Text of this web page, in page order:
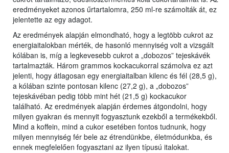
eredményeket azonos űrtartalomra, 250 ml-re számolták át, ez
jelentette az egy adagot.
Az eredmények alapján elmondható, hogy a legtöbb cukrot az
energiaitalokban mérték, de hasonló mennyiség volt a vizsgált
kólában is, míg a legkevesebb cukrot a „dobozos” tejeskávék
tartalmazták. Három grammos kockacukorral számolva ez azt
jelenti, hogy átlagosan egy energiaitalban kilenc és fél (28,5 g),
a kólában szinte pontosan kilenc (27,2 g), a „dobozos”
tejeskávéban pedig több mint hét (21,5 g) kockacukor
található. Az eredmények alapján érdemes átgondolni, hogy
milyen gyakran és mennyit fogyasztunk ezekből a termékekből.
Mind a koffein, mind a cukor esetében fontos tudnunk, hogy
milyen mennyiség fér bele az étrendünkbe, életmódunkba, és
ennek megfelelően fogyasztani az ilyen típusú italokat.